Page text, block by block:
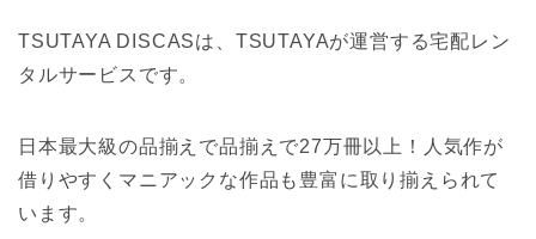
TSUTAYA DISCASは、TSUTAYAが運営する宅配レン
タルサービスです。
日本最大級の品揃えで品揃えで27万冊以上！人気作が
借りやすくマニアックな作品も豊富に取り揃えられて
います。